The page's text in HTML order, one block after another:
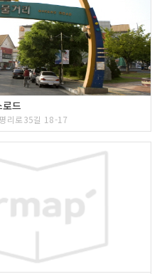
드
리로35길 18-17